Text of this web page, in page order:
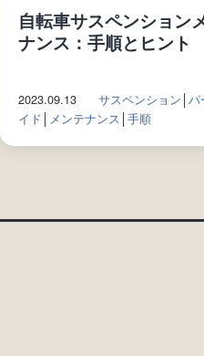
自転車サスペンション
ナンス：手順とヒント
2023.09.13 サスペンション │ パ
イド │ メンテナンス │ 手順